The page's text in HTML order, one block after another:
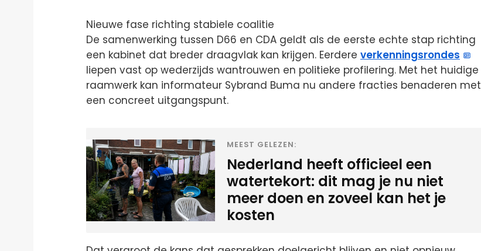
Nieuwe fase richting stabiele coalitie
De samenwerking tussen D66 en CDA geldt als de eerste echte stap richting
een kabinet dat breder draagvlak kan krijgen. Eerdere verkenningsrondes
liepen vast op wederzijds wantrouwen en politieke profilering. Met het huidige
raamwerk kan informateur Sybrand Buma nu andere fracties benaderen met
een concreet uitgangspunt.
MEEST GELEZEN:
Nederland heeft officieel een
watertekort: dit mag je nu niet
meer doen en zoveel kan het je
kosten